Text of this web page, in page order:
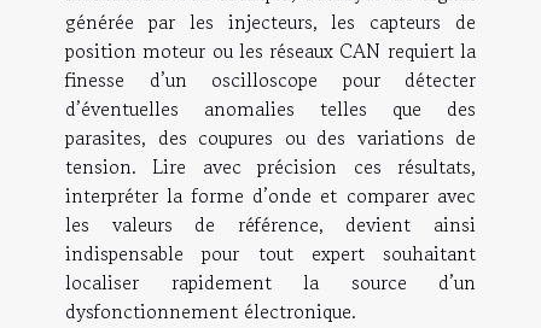
générée par les injecteurs, les capteurs de
position moteur ou les réseaux CAN requiert la
finesse d’un oscilloscope pour détecter
d’éventuelles anomalies telles que des
parasites, des coupures ou des variations de
tension. Lire avec précision ces résultats,
interpréter la forme d’onde et comparer avec
les valeurs de référence, devient ainsi
indispensable pour tout expert souhaitant
localiser rapidement la source d’un
dysfonctionnement électronique.